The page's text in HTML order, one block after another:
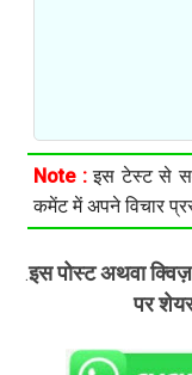
Note :इस टेस्ट से
कमेंट में अपने विचार
.इस पोस्ट अथवा
पर